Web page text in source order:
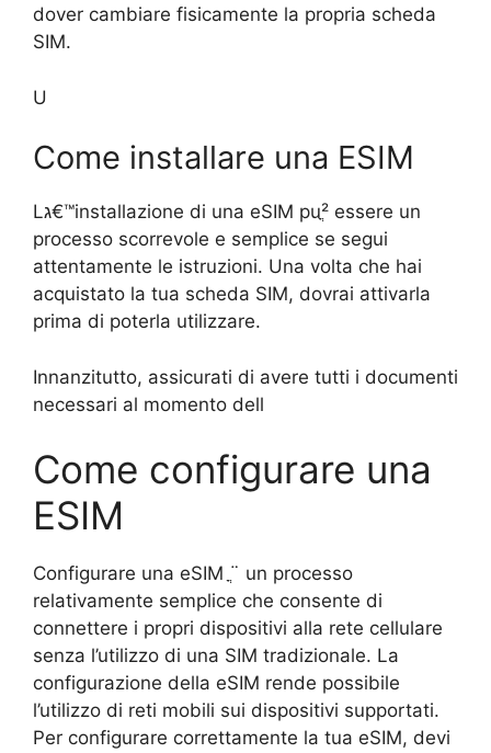
dover cambiare fisicamente la propria scheda
SIM.
U
Come installare una ESIM
Lג€™installazione di una eSIM puֳ² essere un
processo scorrevole e semplice se segui
attentamente le istruzioni. Una volta che hai
acquistato la tua scheda SIM, dovrai attivarla
prima di poterla utilizzare.
Innanzitutto, assicurati di avere tutti i documenti
necessari al momento dell
Come configurare una
ESIM
Configurare una eSIM ֳ¨ un processo
relativamente semplice che consente di
connettere i propri dispositivi alla rete cellulare
senza l’utilizzo di una SIM tradizionale. La
configurazione della eSIM rende possibile
l’utilizzo di reti mobili sui dispositivi supportati.
Per configurare correttamente la tua eSIM, devi